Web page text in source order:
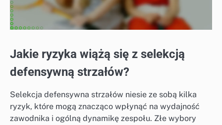
Jakie ryzyka wiążą się z selekcją
defensywną strzałów?
Selekcja defensywna strzałów niesie ze sobą kilka
ryzyk, które mogą znacząco wpłynąć na wydajność
zawodnika i ogólną dynamikę zespołu. Złe wybory